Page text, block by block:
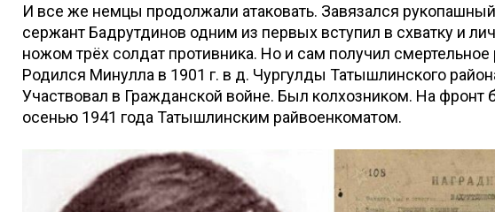
И все же немцы продолжали атаковать. Завязался
сержант Бадрутдинов одним из первых вступил в схватку и
ножом трёх солдат противника. Но и сам получил смертельное
Родился Минулла в 1901 г. в д. Чургулды Татышлинского
Участвовал в Гражданской войне. Был колхозником. На фронт
осенью 1941 года Татышлинским райвоенкоматом.